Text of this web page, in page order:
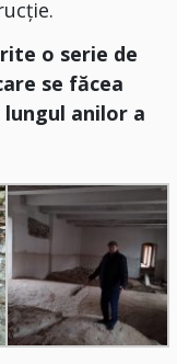
o serie de
se făcea
anilor a